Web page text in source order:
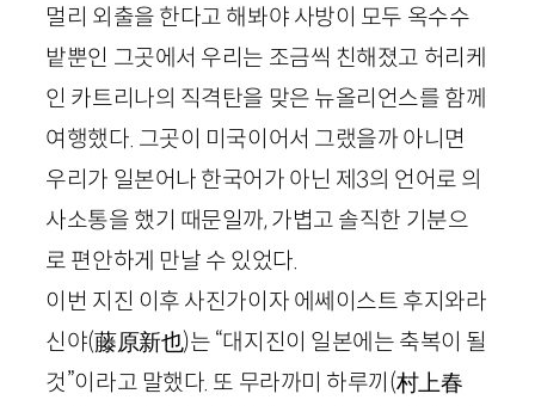
멀리 외출을 한다고 해봐야 사방이 모두 옥수수
밭뿐인 그곳에서 우리는 조금씩 친해졌고 허리케
인 카트리나의 직격탄을 맞은 뉴올리언스를 함께
여행했다. 그곳이 미국이어서 그랬을까 아니면
우리가 일본어나 한국어가 아닌 제3의 언어로 의
사소통을 했기 때문일까, 가볍고 솔직한 기분으
로 편안하게 만날 수 있었다.
이번 지진 이후 사진가이자 에쎄이스트 후지와라
신야(藤原新也)는 “대지진이 일본에는 축복이 될
것”이라고 말했다. 또 무라까미 하루끼(村上春